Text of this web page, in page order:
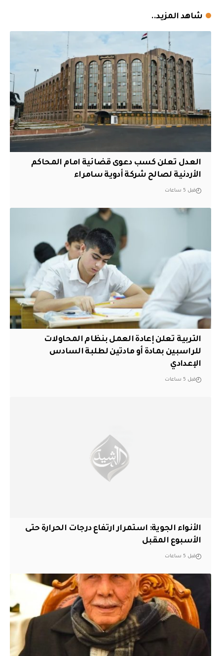
شاهد المزيد..
العدل تعلن كسب دعوى قضائية امام المحاكم
الأردنية لصالح شركة أدوية سامراء
قبل 5 ساعات
التربية تعلن إعادة العمل بنظام المحاولات
للراسبين بمادة أو مادتين لطلبة السادس
الإعدادي
قبل 5 ساعات
الأنواء الجوية: استمرار ارتفاع درجات الحرارة حتى
الأسبوع المقبل
قبل 5 ساعات